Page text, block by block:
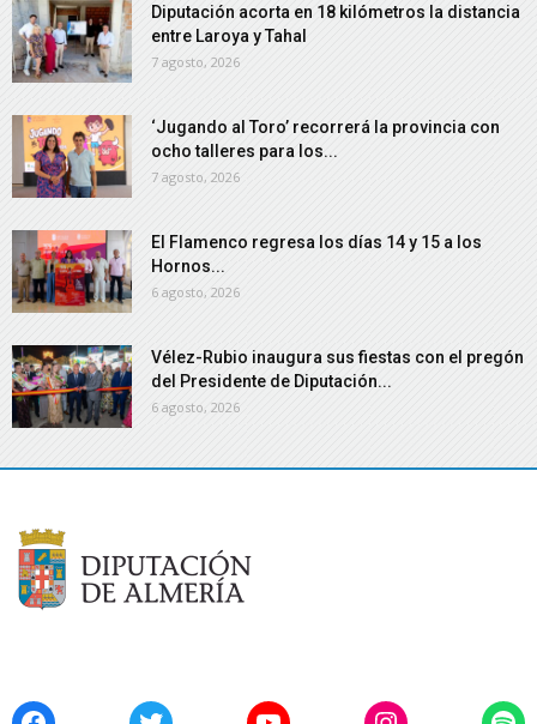
Diputación acorta en 18 kilómetros la distancia
entre Laroya y Tahal
7 agosto, 2026
‘Jugando al Toro’ recorrerá la provincia con
ocho talleres para los...
7 agosto, 2026
El Flamenco regresa los días 14 y 15 a los
Hornos...
6 agosto, 2026
Vélez-Rubio inaugura sus fiestas con el pregón
del Presidente de Diputación...
6 agosto, 2026